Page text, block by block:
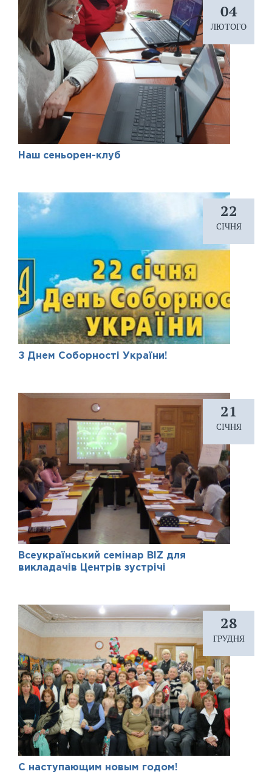
04
ЛЮТОГО
Наш сеньорен-клуб
22
СІЧНЯ
З Днем Соборності України!
21
СІЧНЯ
Всеукраїнський семінар BIZ для
викладачів Центрів зустрічі
28
ГРУДНЯ
С наступающим новым годом!